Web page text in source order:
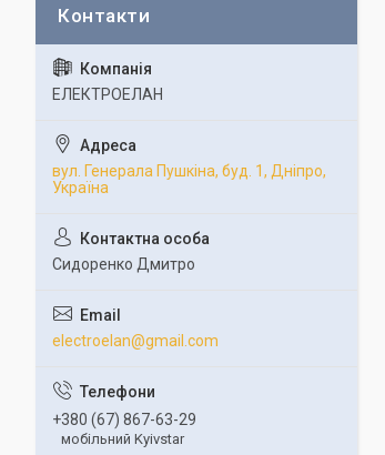
ЕЛЕКТРОЕЛАН
вул. Генерала Пушкіна, буд. 1, Дніпро,
Україна
Сидоренко Дмитро
electroelan@gmail.com
+380 (67) 867-63-29
мобільний Kyivstar